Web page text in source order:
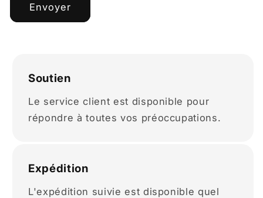
Envoyer
Soutien
Le service client est disponible pour
répondre à toutes vos préoccupations.
Expédition
L'expédition suivie est disponible quel